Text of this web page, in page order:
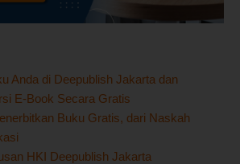
Anda di Deepublish Jakarta dan
E-Book Secara Gratis
Buku Gratis, dari Naskah
HKI Deepublish Jakarta